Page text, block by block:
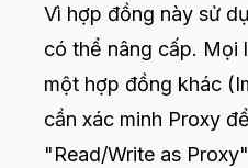
Vì hợp đồng này sử
có thể nâng cấp. Mọi
một hợp đồng khác
cần xác minh Proxy
"Read/Write as